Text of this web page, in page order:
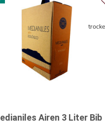
Airen 3 Liter Bib